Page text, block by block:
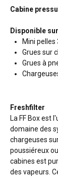
Cabine
Disponible
Mini pelles
Grues sur
Grues à
Freshfilter
La FF Box est
domaine des
chargeuses
poussiéreux
cabines est
des vapeurs.